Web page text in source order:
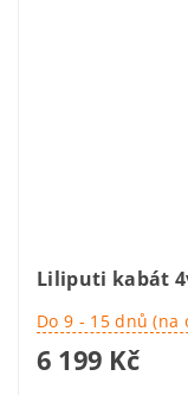
Liliputi kabát
Do 9 - 15 dnů (na
6 199 Kč